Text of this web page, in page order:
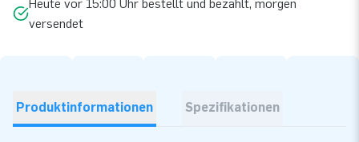
Heute vor 15:00 Uhr bestellt und bezahlt, morgen
versendet
Produktinformationen Spezifikationen